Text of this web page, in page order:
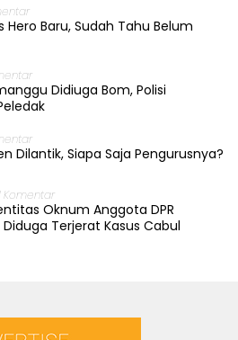
Hero Baru, Sudah Tahu Belum
Didiuga Bom, Polisi
Dilantik, Siapa Saja Pengurusnya?
1 Komentar
Oknum Anggota DPR
Terjerat Kasus Cabul